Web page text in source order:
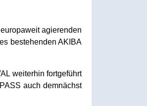
agierenden
bestehenden AKIBA
weiterhin fortgeführt
auch demnächst